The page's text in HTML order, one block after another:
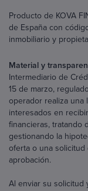
Producto de KOVA
de España con
inmobiliario y
Material y
Intermediario de
15 de marzo,
operador realiza una
interesados en
financieras, tratando
gestionando la
oferta o una
aprobación.
Al enviar su solicitud